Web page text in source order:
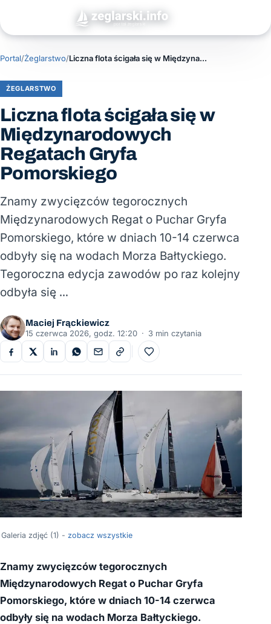
Portal/Żeglarstwo/ Liczna flota ścigała się w Międzynarodowych Regatach Gryfa Pomorskiego
ŻEGLARSTWO
Liczna flota ścigała się w
Międzynarodowych
Regatach Gryfa
Pomorskiego
Znamy zwycięzców tegorocznych
Międzynarodowych Regat o Puchar Gryfa
Pomorskiego, które w dniach 10-14 czerwca
odbyły się na wodach Morza Bałtyckiego.
Tegoroczna edycja zawodów po raz kolejny
odbyła się …
Maciej Frąckiewicz
15 czerwca 2026, godz. 12:20 · 3 min czytania
Do ulubionych
Galeria zdjęć (1) - zobacz wszystkie
Znamy zwycięzców tegorocznych
Międzynarodowych Regat o Puchar Gryfa
Pomorskiego, które w dniach 10-14 czerwca
odbyły się na wodach Morza Bałtyckiego.